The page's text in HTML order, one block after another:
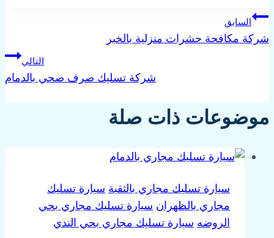
تصفّح
المقالات
السابق
شركة مكافحة حشرات منزلية بالخبر
التالي
شركة تسليك صرف صحي بالدمام
موضوعات ذات صلة
سيارة تسليك مجاري بالثقبة سيارة تسليك
مجاري بالظهران سيارة تسليك مجاري بحي
الروضه سيارة تسليك مجاري بحي الندي